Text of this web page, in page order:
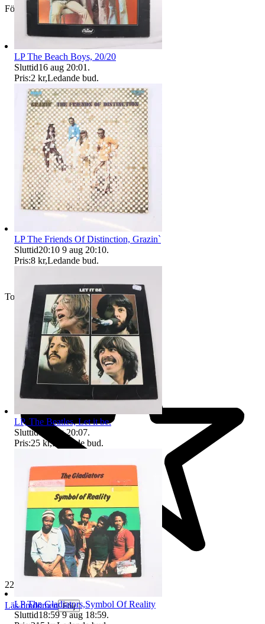
Företag
Toppsäljare
229 609 omdömen
Läs omdömen Följ
LP The Beach Boys, 20/20
Sluttid16 aug 20:01 .
Pris:2 kr,Ledande bud.
LP The Friends Of Distinction, Grazin`
Sluttid20:10 9 aug 20:10.
Pris:8 kr,Ledande bud.
LP, The Beatles, Let it be.
Sluttid16 aug 20:07.
Pris:25 kr,Ledande bud.
LP The Gladiators,Symbol Of Reality
Sluttid18:59 9 aug 18:59.